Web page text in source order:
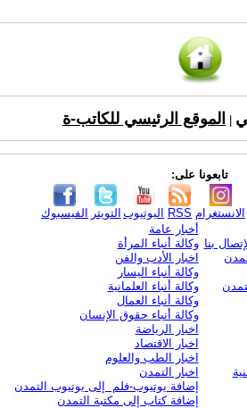
الموقع الرئيسي للكاتب-ة
تابعونا على:
الفيسبوك التويتر اليوتيوب RSS الانستغرام
بنا
أخبار عامة
وكالة أنباء المرأة
اخبار الأدب والفن
وكالة أنباء اليسار
وكالة أنباء العلمانية
وكالة أنباء العمال
وكالة أنباء حقوق الإنسان
اخبار الرياضة
اخبار الاقتصاد
اخبار الطب والعلوم
اخبار التمدن
إضافة يوتيوب-فلم إلى يوتيوب التمدن
إضافة كتاب إلى مكتبة التمدن